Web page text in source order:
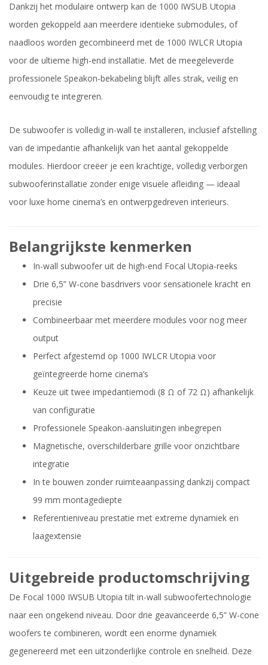
Dankzij het modulaire ontwerp kan de 1000 IWSUB Utopia
worden gekoppeld aan meerdere identieke submodules, of
naadloos worden gecombineerd met de 1000 IWLCR Utopia
voor de ultieme high-end installatie. Met de meegeleverde
professionele Speakon-bekabeling blijft alles strak, veilig en
eenvoudig te integreren.
De subwoofer is volledig in-wall te installeren, inclusief afstelling
van de impedantie afhankelijk van het aantal gekoppelde
modules. Hierdoor creëer je een krachtige, volledig verborgen
subwooferinstallatie zonder enige visuele afleiding — ideaal
voor luxe home cinema’s en ontwerpgedreven interieurs.
Belangrijkste kenmerken
In-wall subwoofer uit de high-end Focal Utopia-reeks
Drie 6,5” W-cone basdrivers voor sensationele kracht en
precisie
Combineerbaar met meerdere modules voor nog meer
output
Perfect afgestemd op 1000 IWLCR Utopia voor
geïntegreerde home cinema’s
Keuze uit twee impedantiemodi (8 Ω of 72 Ω) afhankelijk
van configuratie
Professionele Speakon-aansluitingen inbegrepen
Magnetische, overschilderbare grille voor onzichtbare
integratie
In te bouwen zonder ruimteaanpassing dankzij compact
99 mm montagediepte
Referentieniveau prestatie met extreme dynamiek en
laagextensie
Uitgebreide productomschrijving
De Focal 1000 IWSUB Utopia tilt in-wall subwoofertechnologie
naar een ongekend niveau. Door drie geavanceerde 6,5” W-cone
woofers te combineren, wordt een enorme dynamiek
gegenereerd met een uitzonderlijke controle en snelheid. Deze